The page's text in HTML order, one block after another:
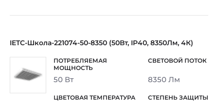
IETC-Школа-221074-50-8350 (50Вт, IP40, 8350Лм, 4К)
50 Вт 8350 Лм